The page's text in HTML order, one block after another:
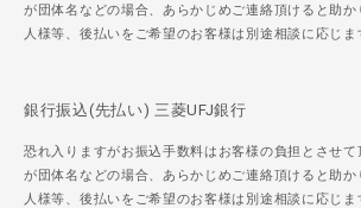
が団体名などの場合、あらかじめご連絡頂けると助
人様等、後払いをご希望のお客様は別途相談に応じ
銀行振込(先払い) 三菱UFJ銀行
恐れ入りますがお振込手数料はお客様の負担とさせ
が団体名などの場合、あらかじめご連絡頂けると助
人様等、後払いをご希望のお客様は別途相談に応じま